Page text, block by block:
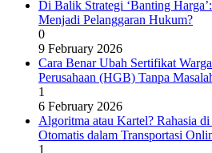
Di Balik Strategi ‘Banting
Menjadi Pelanggaran Hukum?
0
9 February 2026
Cara Benar Ubah Sertifikat
Perusahaan (HGB) Tanpa
1
6 February 2026
Algoritma atau Kartel? Rahasia
Otomatis dalam Transportasi
1